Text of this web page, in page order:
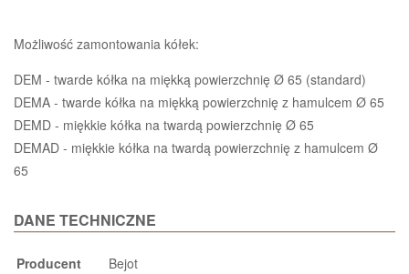
Możliwość zamontowania kółek:
DEM - twarde kółka na miękką powierzchnię Ø 65 (standard)
DEMA - twarde kółka na miękką powierzchnię z hamulcem Ø 65
DEMD - miękkie kółka na twardą powierzchnię Ø 65
DEMAD - miękkie kółka na twardą powierzchnię z hamulcem Ø
65
DANE TECHNICZNE
Producent
Bejot